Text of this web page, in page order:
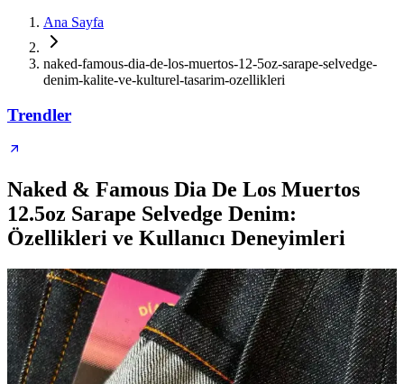
Ana Sayfa
naked-famous-dia-de-los-muertos-12-5oz-sarape-selvedge-
denim-kalite-ve-kulturel-tasarim-ozellikleri
Trendler
Naked & Famous Dia De Los Muertos
12.5oz Sarape Selvedge Denim:
Özellikleri ve Kullanıcı Deneyimleri